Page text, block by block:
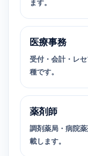
ます。
医療事務
受付・会計・レ
種です。
薬剤師
調剤薬局・病院
載します。